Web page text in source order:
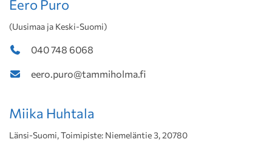
Eero Puro
(Uusimaa ja Keski-Suomi)
040 748 6068
eero.puro@tammiholma.fi
Miika Huhtala
Länsi-Suomi, Toimipiste: Niemeläntie 3, 20780